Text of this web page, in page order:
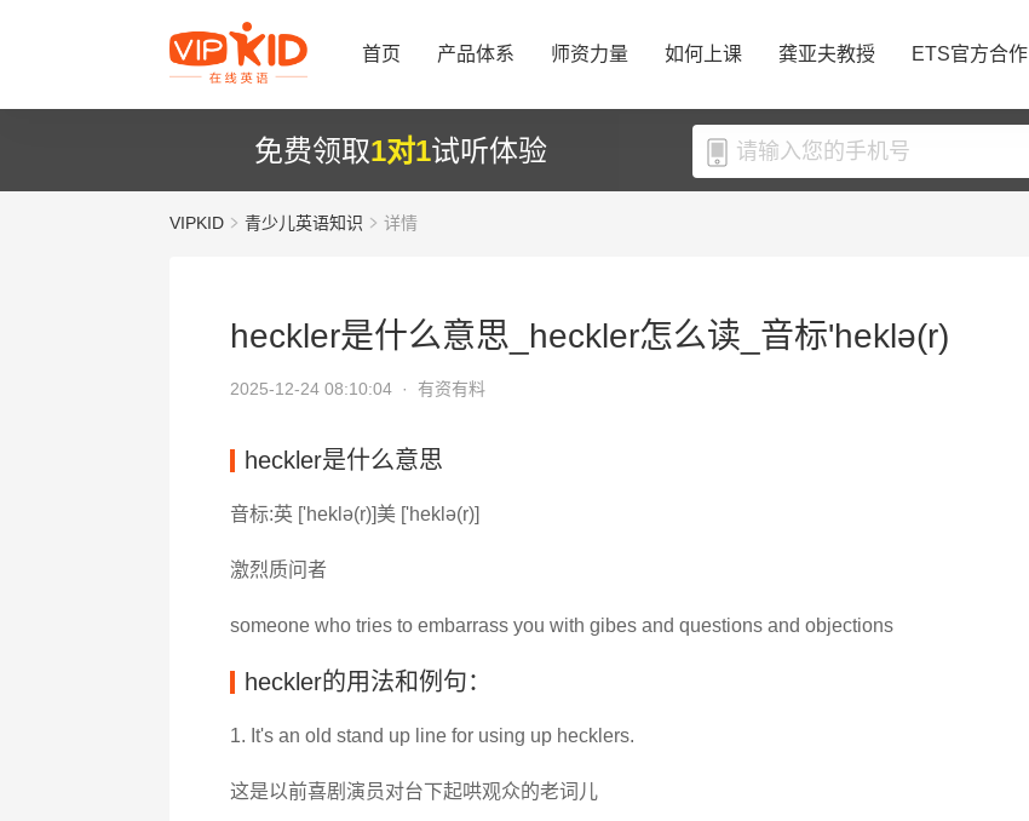
首页 产品体系 师资力量 如何上课 龚亚夫教授 ETS官方合作
免费领取1对1试听体验
VIPKID 青少儿英语知识 详情
heckler是什么意思_heckler怎么读_音标'heklə(r)
2025-12-24 08:10:04 · 有资有料
heckler是什么意思
音标:英 ['heklə(r)]美 ['heklə(r)]
激烈质问者
someone who tries to embarrass you with gibes and questions and objections
heckler的用法和例句：
1. It's an old stand up line for using up hecklers.
这是以前喜剧演员对台下起哄观众的老词儿